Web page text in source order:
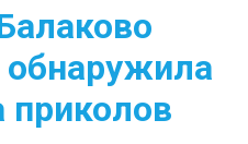
обнаружила
приколов